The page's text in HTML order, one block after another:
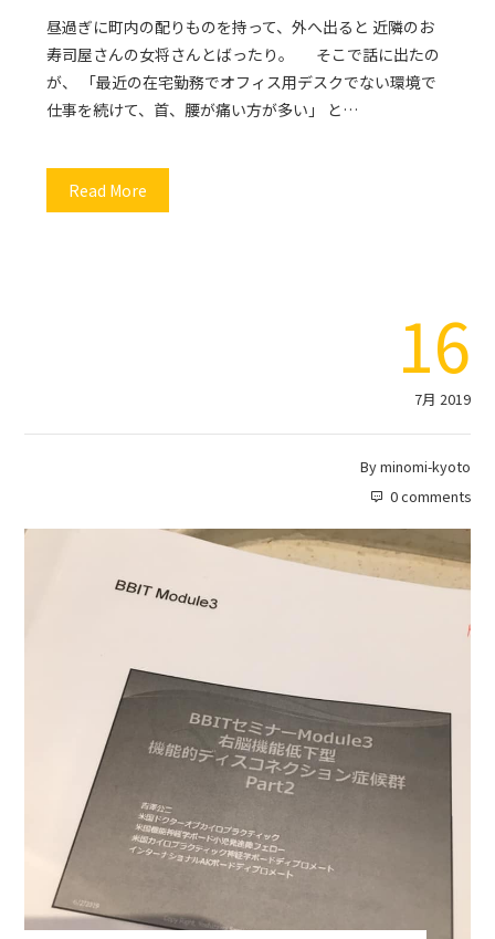
昼過ぎに町内の配りものを持って、外へ出ると 近隣のお
寿司屋さんの女将さんとばったり。 そこで話に出たの
が、 「最近の在宅勤務でオフィス用デスクでない環境で
仕事を続けて、首、腰が痛い方が多い」 と…
Read More
16
7月 2019
Byminomi-kyoto
0 comments